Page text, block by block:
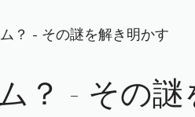
？ - その謎を解き明かす
？ - その